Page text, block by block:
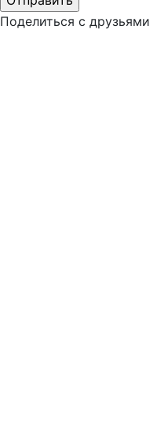
Поделиться с друзьями